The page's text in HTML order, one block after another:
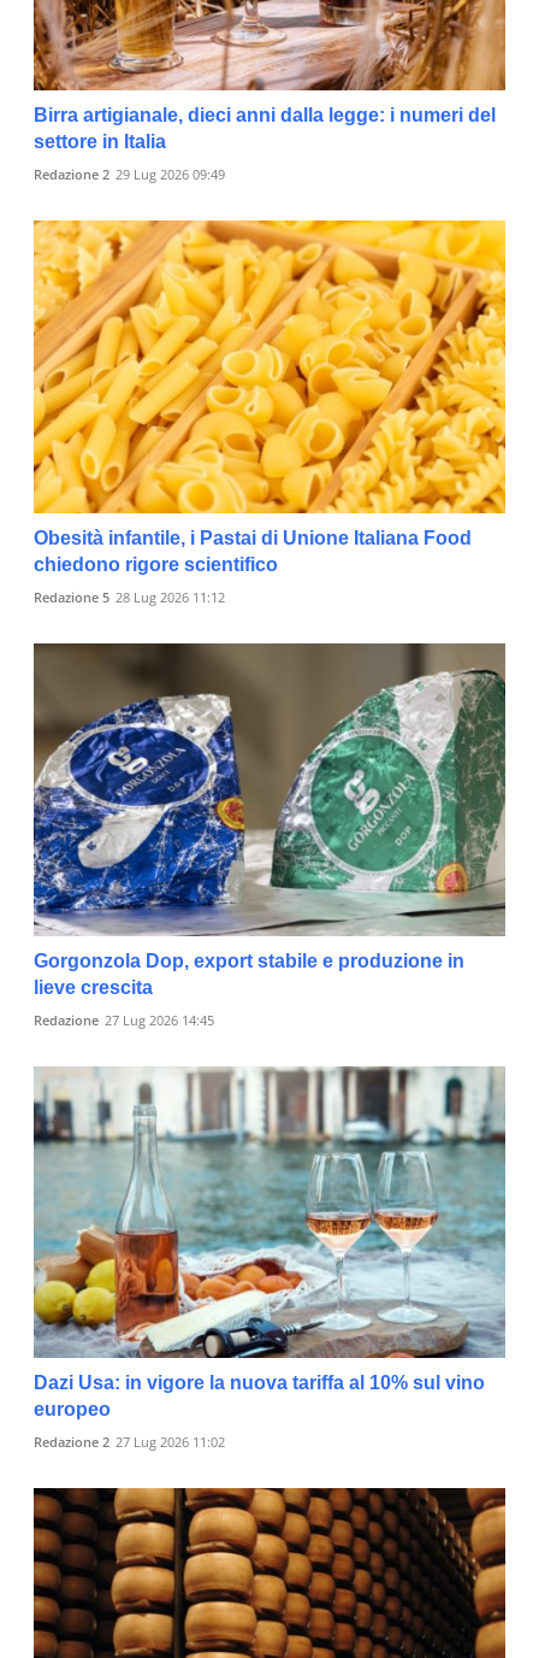
Birra artigianale, dieci anni dalla legge: i numeri del
settore in Italia
Redazione 2 29 Lug 2026 09:49
Obesità infantile, i Pastai di Unione Italiana Food
chiedono rigore scientifico
Redazione 5 28 Lug 2026 11:12
Gorgonzola Dop, export stabile e produzione in
lieve crescita
Redazione 27 Lug 2026 14:45
Dazi Usa: in vigore la nuova tariffa al 10% sul vino
europeo
Redazione 2 27 Lug 2026 11:02